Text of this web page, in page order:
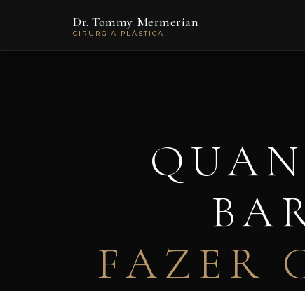
Dr. Tommy Mermerian
CIRURGIA PLÁSTICA
FAZER